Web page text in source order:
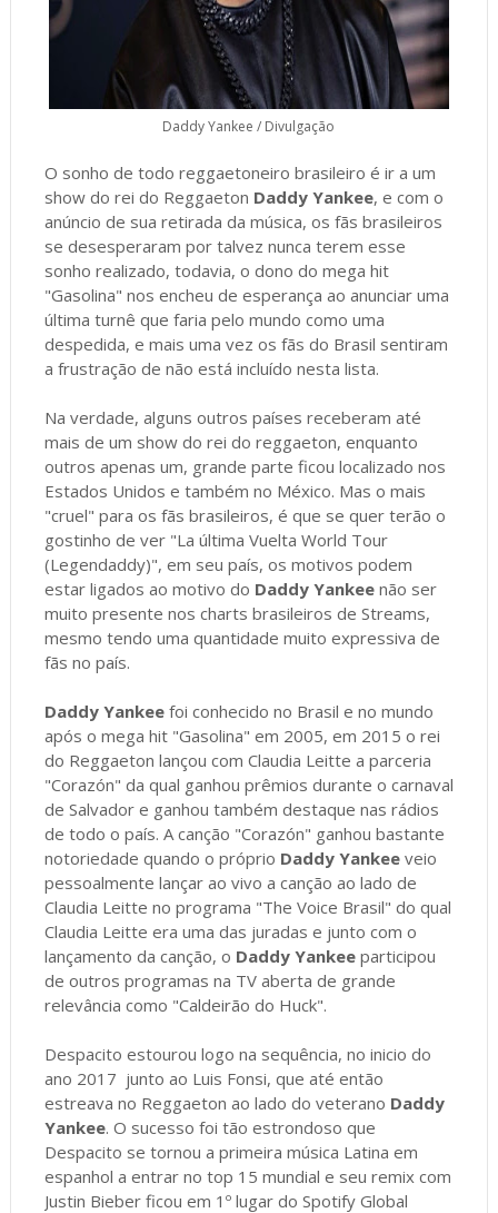
Daddy Yankee / Divulgação
O sonho de todo reggaetoneiro brasileiro é ir a um
show do rei do Reggaeton Daddy Yankee, e com o
anúncio de sua retirada da música, os fãs brasileiros
se desesperaram por talvez nunca terem esse
sonho realizado, todavia, o dono do mega hit
"Gasolina" nos encheu de esperança ao anunciar uma
última turnê que faria pelo mundo como uma
despedida, e mais uma vez os fãs do Brasil sentiram
a frustração de não está incluído nesta lista.
Na verdade, alguns outros países receberam até
mais de um show do rei do reggaeton, enquanto
outros apenas um, grande parte ficou localizado nos
Estados Unidos e também no México. Mas o mais
"cruel" para os fãs brasileiros, é que se quer terão o
gostinho de ver "La última Vuelta World Tour
(Legendaddy)", em seu país, os motivos podem
estar ligados ao motivo do Daddy Yankee não ser
muito presente nos charts brasileiros de Streams,
mesmo tendo uma quantidade muito expressiva de
fãs no país.
Daddy Yankee foi conhecido no Brasil e no mundo
após o mega hit "Gasolina" em 2005, em 2015 o rei
do Reggaeton lançou com Claudia Leitte a parceria
"Corazón" da qual ganhou prêmios durante o carnaval
de Salvador e ganhou também destaque nas rádios
de todo o país. A canção "Corazón" ganhou bastante
notoriedade quando o próprio Daddy Yankee veio
pessoalmente lançar ao vivo a canção ao lado de
Claudia Leitte no programa "The Voice Brasil" do qual
Claudia Leitte era uma das juradas e junto com o
lançamento da canção, o Daddy Yankee participou
de outros programas na TV aberta de grande
relevância como "Caldeirão do Huck".
Despacito estourou logo na sequência, no inicio do
ano 2017 junto ao Luis Fonsi, que até então
estreava no Reggaeton ao lado do veterano Daddy
Yankee. O sucesso foi tão estrondoso que
Despacito se tornou a primeira música Latina em
espanhol a entrar no top 15 mundial e seu remix com
Justin Bieber ficou em 1º lugar do Spotify Global